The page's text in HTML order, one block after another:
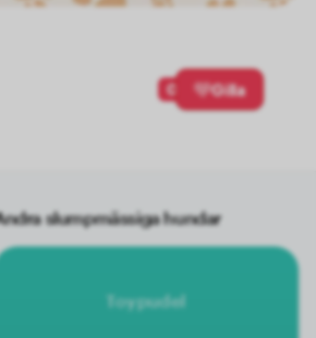
0 Gilla
slumpmässiga hundar
Toypudel